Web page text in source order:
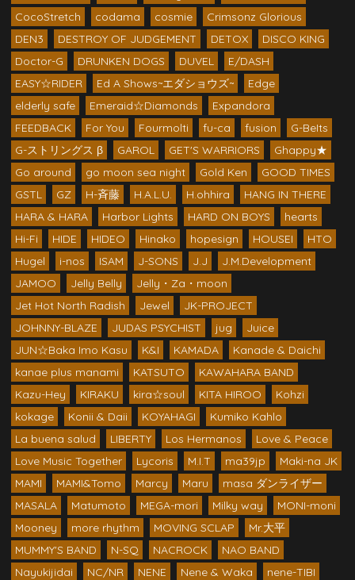
CocoStretch
codama cosmie
Crimsonz Glorious
DEN3
DESTROY OF JUDGEMENT DETOX
DISCO KING
Doctor-G
DRUNKEN DOGS DUVEL
E/DASH
EASY☆RIDER
Ed A Shows~エダショウズ~
Edge
elderly safe
Emeraid☆Diamonds
Expandora
FEEDBACK
For You Fourmolti fu-ca fusion
G-BeIts
G-ストリングス β
GAROL GET'S WARRIORS
Ghappy★
Go around
go moon sea night Gold Ken
GOOD TIMES
GSTL
GZ H-斉藤 H.A.L.U. H.ohhira
HANG IN THERE
HARA & HARA
Harbor Lights HARD ON BOYS
hearts
Hi-Fi
HIDE HIDEO Hinako hopesign HOUSEI
HTO
Hugel
i-nos ISAM J-SONS J.J
J.M.Development
JAMOO
Jelly Belly
Jelly・Za・moon
Jet Hot North Radish
Jewel
JK-PROJECT
JOHNNY-BLAZE
JUDAS PSYCHIST jug
Juice
JUN☆Baka Imo Kasu
K&I KAMADA
Kanade & Daichi
kanae plus manami
KATSUTO
KAWAHARA BAND
Kazu-Hey
KIRAKU kira☆soul KITA HIROO
Kohzi
kokage
Konii & Daii KOYAHAGI
Kumiko Kahlo
La buena salud
LIBERTY Los Hermanos
Love & Peace
Love Music Together
Lycoris M.I.T ma39jp
Maki-na JK
MAMI
MAMI&Tomo Marcy Maru
masa ダンライザー
MASALA
Matumoto MEGA-mori Milky way
MONI-moni
Mooney
more rhythm MOVING SCLAP
Mr.大平
MUMMY'S BAND
N-SQ NACROCK
NAO BAND
Nayukijidai
NC/NR NENE Nene & Waka
nene-TIBI